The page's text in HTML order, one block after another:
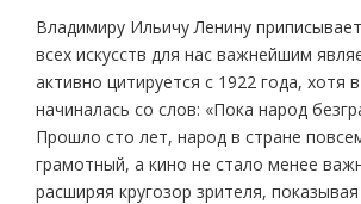
Владимиру Ильичу Ленину
всех искусств для нас важнейшим
активно цитируется с 1922 года, хотя
начиналась со слов: «Пока народ
Прошло сто лет, народ в стране
грамотный, а кино не стало менее
расширяя кругозор зрителя,